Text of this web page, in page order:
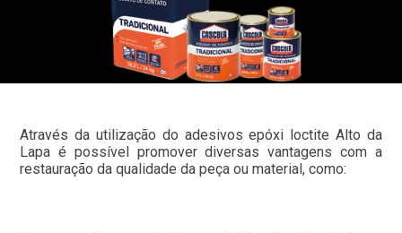
Através da utilização do adesivos epóxi loctite Alto da
Lapa é possível promover diversas vantagens com a
restauração da qualidade da peça ou material, como: